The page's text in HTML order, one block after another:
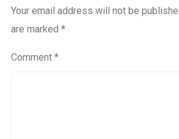
Your email address will not be
are marked *
Comment *